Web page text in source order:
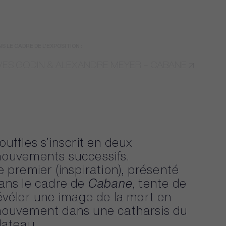
s’inscrit en deux
successifs.
premier (inspiration),
présenté
le cadre de Cabane tente de
une image de la mort en
dans une catharsis du